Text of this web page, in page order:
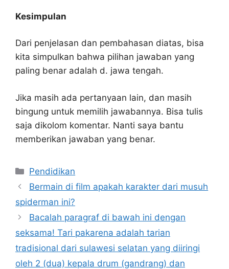
Kesimpulan
Dari penjelasan dan pembahasan diatas, bisa
kita simpulkan bahwa pilihan jawaban yang
paling benar adalah d. jawa tengah.
Jika masih ada pertanyaan lain, dan masih
bingung untuk memilih jawabannya. Bisa tulis
saja dikolom komentar. Nanti saya bantu
memberikan jawaban yang benar.
Kategori
Pendidikan
Bermain di film apakah karakter dari musuh
spiderman ini?
Bacalah paragraf di bawah ini dengan
seksama! Tari pakarena adalah tarian
tradisional dari sulawesi selatan yang diiringi
oleh 2 (dua) kepala drum (gandrang) dan